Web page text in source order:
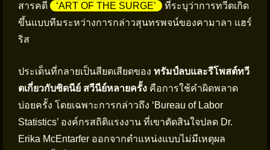
สารคดี
‘ART OF THE SURGE’
ที่ระบุว่าการทวีตเกิด
ขึ้นแบบทีมระหว่างการกล่าวสุนทรพจน์ของคามาลา แฮร์
ริส
ประเด็นที่กลายเป็นสียดเสียดของ ทรัมป์ลบและรีโพสต์ทวี
ตเกี่ยวกับซิดนีย์ สวีนีย์หลายครั้ง คือการใช้คำผิดพลาด
บ่อยครั้ง โดยเฉพาะการกล่าวถึง ‘Bureau of Labor
Statistics’ องค์กรสถิติแรงงาน ที่เขาตัดสินใจปลด Dr.
Erika McEntarfer ออกจากตำแหน่งแบบไม่มีเหตุผล